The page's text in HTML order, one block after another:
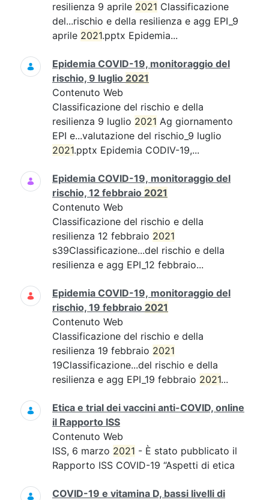
resilienza 9 aprile 2021 Classificazione
del...rischio e della resilienza e agg EPI_9
aprile 2021.pptx Epidemia...
Epidemia COVID-19, monitoraggio del
rischio, 9 luglio 2021
Contenuto Web
Classificazione del rischio e della
resilienza 9 luglio 2021 Ag giornamento
EPI e...valutazione del rischio_9 luglio
2021.pptx Epidemia CODIV-19,...
Epidemia COVID-19, monitoraggio del
rischio, 12 febbraio 2021
Contenuto Web
Classificazione del rischio e della
resilienza 12 febbraio 2021
s39Classificazione...del rischio e della
resilienza e agg EPI_12 febbraio...
Epidemia COVID-19, monitoraggio del
rischio, 19 febbraio 2021
Contenuto Web
Classificazione del rischio e della
resilienza 19 febbraio 2021
19Classificazione...del rischio e della
resilienza e agg EPI_19 febbraio 2021...
Etica e trial dei vaccini anti-COVID, online
il Rapporto ISS
Contenuto Web
ISS, 6 marzo 2021 - È stato pubblicato il
Rapporto ISS COVID-19 “Aspetti di etica
COVID-19 e vitamina D, bassi livelli di